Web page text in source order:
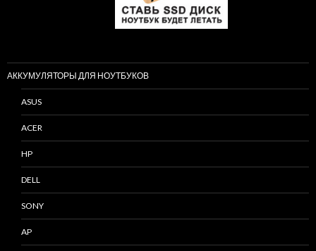
АККУМУЛЯТОРЫ ДЛЯ НОУТБУКОВ
ASUS
ACER
HP
DELL
SONY
AP